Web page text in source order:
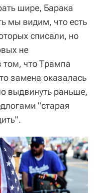
шире, Барака
мы видим, что есть
списали, но
не
том, что Трампа
замена оказалась
выдвинуть раньше,
"старая